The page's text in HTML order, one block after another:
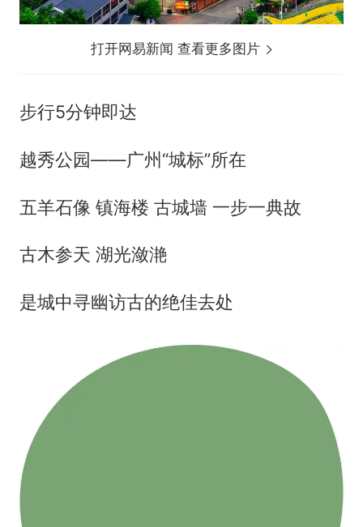
打开网易新闻 查看更多图片
步行5分钟即达
越秀公园——广州“城标”所在
五羊石像 镇海楼 古城墙 一步一典故
古木参天 湖光潋滟
是城中寻幽访古的绝佳去处